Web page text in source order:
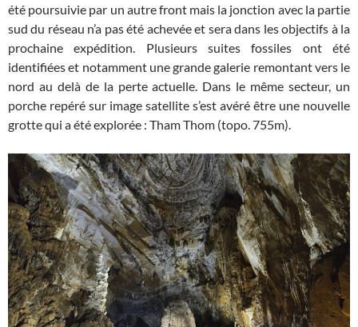
été poursuivie par un autre front mais la jonction avec la partie
sud du réseau n’a pas été achevée et sera dans les objectifs à la
prochaine expédition. Plusieurs suites fossiles ont été
identifiées et notamment une grande galerie remontant vers le
nord au delà de la perte actuelle. Dans le même secteur, un
porche repéré sur image satellite s’est avéré être une nouvelle
grotte qui a été explorée : Tham Thom (topo. 755m).